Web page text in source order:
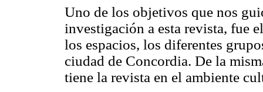
Uno de los objetivos que nos
investigación a esta revista, fue
los espacios, los diferentes
ciudad de Concordia. De la
tiene la revista en el ambiente